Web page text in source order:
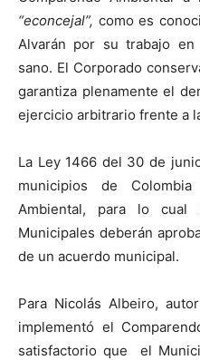
“econcejal”, como es
Alvarán por su trabajo
sano. El Corporado
garantiza plenamente el
ejercicio arbitrario frente a
La Ley 1466 del 30 de
municipios de
Ambiental, para lo cual
Municipales deberán
de un acuerdo municipal.
Para Nicolás Albeiro,
implementó el
satisfactorio que el